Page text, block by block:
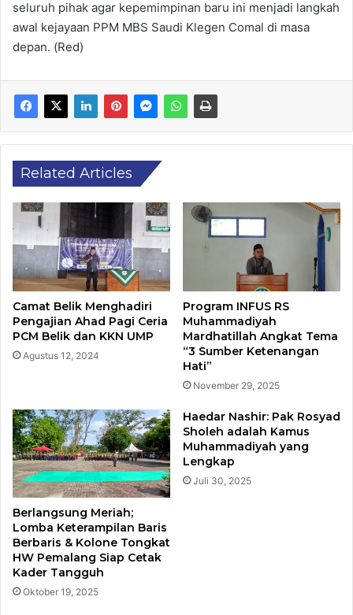
seluruh pihak agar kepemimpinan baru ini menjadi langkah
awal kejayaan PPM MBS Saudi Klegen Comal di masa
depan. (Red)
Related Articles
Camat Belik Menghadiri
Pengajian Ahad Pagi Ceria
PCM Belik dan KKN UMP
Agustus 12, 2024
Program INFUS RS
Muhammadiyah
Mardhatillah Angkat Tema
“3 Sumber Ketenangan
Hati”
November 29, 2025
Berlangsung Meriah;
Lomba Keterampilan Baris
Berbaris & Kolone Tongkat
HW Pemalang Siap Cetak
Kader Tangguh
Oktober 19, 2025
Haedar Nashir: Pak Rosyad
Sholeh adalah Kamus
Muhammadiyah yang
Lengkap
Juli 30, 2025